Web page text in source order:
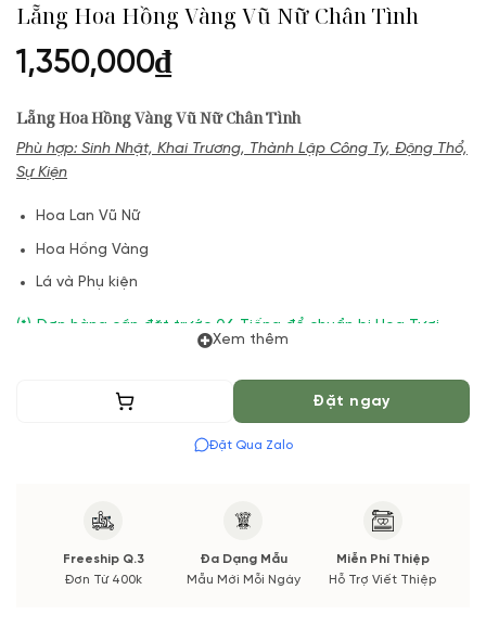
Lẵng Hoa Hồng Vàng Vũ Nữ Chân Tình
1,350,000₫
Lẵng Hoa Hồng Vàng Vũ Nữ Chân Tình
Phù hợp: Sinh Nhật, Khai Trương, Thành Lập Công Ty, Động Thổ,
Sự Kiện
Hoa Lan Vũ Nữ
Hoa Hồng Vàng
Lá và Phụ kiện
(*) Đơn hàng cần đặt trước 06 Tiếng để chuẩn bị Hoa Tươi
theo màu tốt nhất cho bạn, Hoa phụ có thể thay đổi theo
sắc. Nếu có thay đổi về Hoa phụ sẽ được thông báo đến Quý
khách hàng xác nhận trước khi cắm.
Xem thêm
Thêm vào giỏ Đặt ngay
Đặt Qua Zalo
Freeship Q.3
Đơn Từ 400k
Đa Dạng Mẫu
Mẫu Mới Mỗi Ngày
Miễn Phí Thiệp
Hỗ Trợ Viết Thiệp